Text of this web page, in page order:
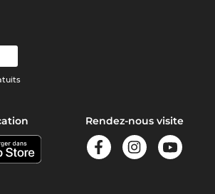
Rendez-nous visite